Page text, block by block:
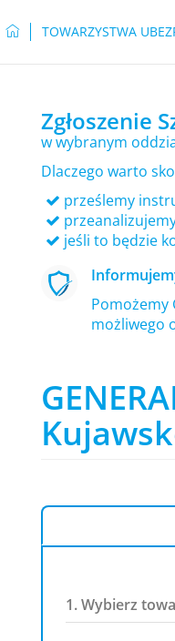
TOWARZYSTWA
Zgłoszenie
w wybranym
Dlaczego warto
prześlemy
jeśli to będzie
Pomożemy
możliwego
1. Wybierz